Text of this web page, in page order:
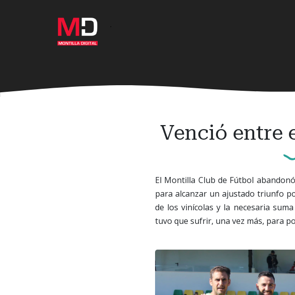
Venció entre
El Montilla Club de Fútbol
para alcanzar un ajustado triunfo
de los vinícolas y la necesaria
tuvo que sufrir, una vez más, para